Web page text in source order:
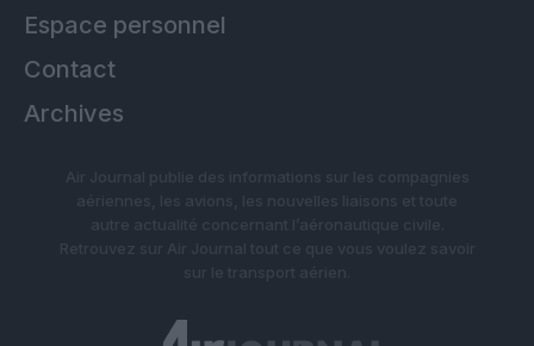
Espace personnel
Contact
Archives